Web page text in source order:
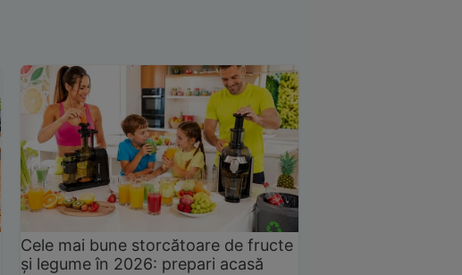
Cele mai bune storcătoare de fructe
și legume în 2026: prepari acasă